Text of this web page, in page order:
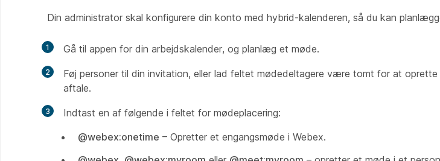
Din administrator skal konfigurere din konto med hybrid-kalenderen, så du kan
1 Gå til appen for din arbejdskalender, og planlæg et møde.
2
Føj personer til din invitation, eller lad feltet mødedeltagere være tomt for at
aftale.
3
Indtast en af følgende i feltet for mødeplacering:
@webex:onetime – Opretter et engangsmøde i Webex.